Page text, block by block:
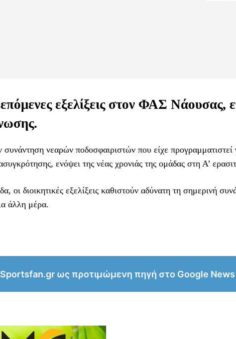
εξελίξεις στον ΦΑΣ Νάουσας,
συνάντηση νεαρών ποδοσφαιριστών που είχε
ενόψει της νέας χρονιάς της ομάδας στη Α’
οι διοικητικές εξελίξεις καθιστούν αδύνατη τη σημερινή
άλλη μέρα.
ως προτιμώμενη πηγή στο Google News